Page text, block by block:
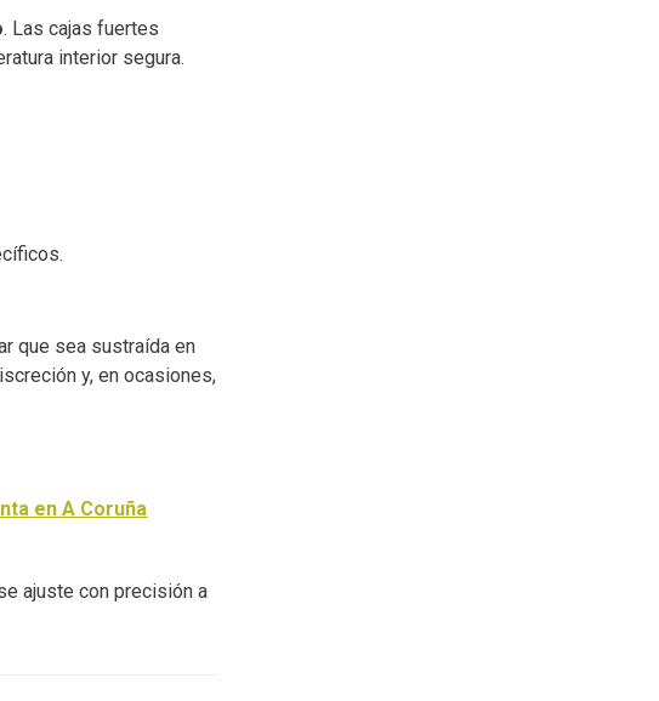
. Las cajas fuertes
interior segura.
que sea sustraída en
y, en ocasiones,
en A Coruña
ajuste con precisión a